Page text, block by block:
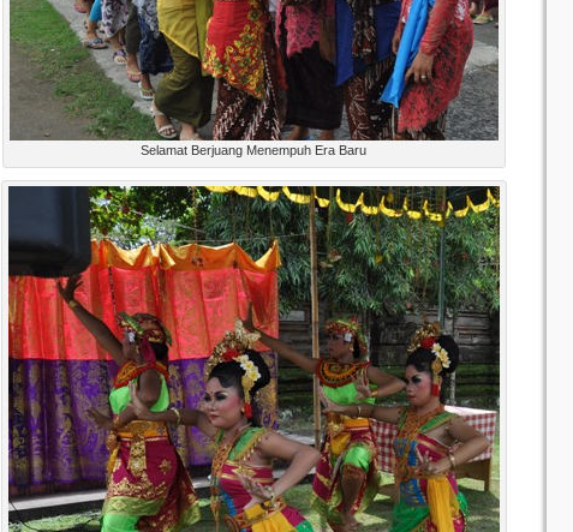
Selamat Berjuang Menempuh Era Baru